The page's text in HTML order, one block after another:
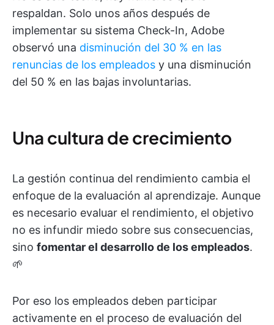
respaldan. Solo unos años después de
implementar su sistema Check-In, Adobe
observó una disminución del 30 % en las
renuncias de los empleados y una disminución
del 50 % en las bajas involuntarias.
Una cultura de crecimiento
La gestión continua del rendimiento cambia el
enfoque de la evaluación al aprendizaje. Aunque
es necesario evaluar el rendimiento, el objetivo
no es infundir miedo sobre sus consecuencias,
sino fomentar el desarrollo de los empleados.
🌱
Por eso los empleados deben participar
activamente en el proceso de evaluación del